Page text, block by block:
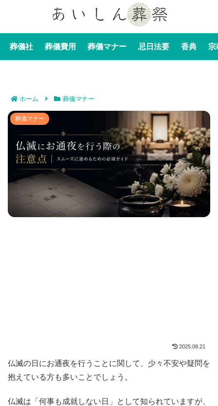
葬儀社 葬儀費用 葬儀マナー 忌日法要 香典 宗
ホーム 葬儀マナー
仏滅にお通夜を行う際の注意点｜スムーズに進めるため
葬儀マナー
2025.08.21
仏滅の日にお通夜を行うことに関して、少々不安や疑問を
抱えている方も多いことでしょう。
仏滅は「何事も成就しない日」として知られていますが、